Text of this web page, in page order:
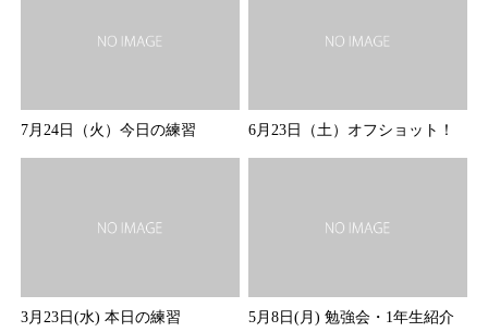
7月24日（火）今日の練習 6月23日（土）オフショット！
3月23日(水) 本日の練習 5月8日(月) 勉強会・1年生紹介